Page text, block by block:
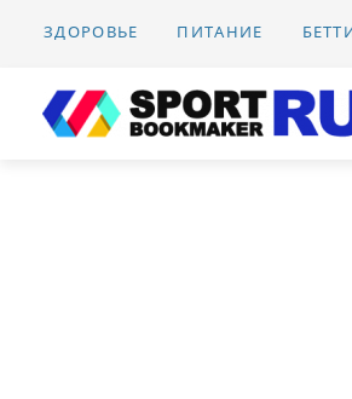
ЗДОРОВЬЕ ПИТАНИЕ